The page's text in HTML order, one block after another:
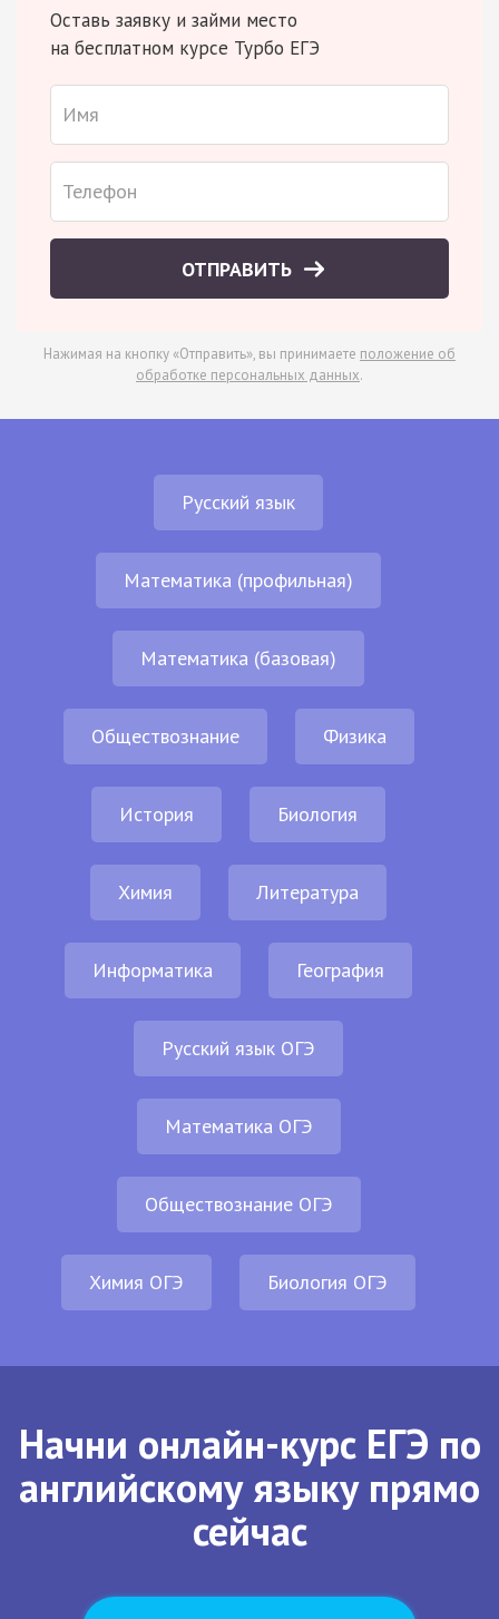
Оставь заявку и займи место
на бесплатном курсе Турбо ЕГЭ
ОТПРАВИТЬ
Нажимая на кнопку «Отправить», вы принимаете положение об
обработке персональных данных.
Русский язык
Математика (профильная)
Математика (базовая)
Обществознание Физика
История Биология
Химия Литература
Информатика География
Русский язык ОГЭ
Математика ОГЭ
Обществознание ОГЭ
Химия ОГЭ Биология ОГЭ
Начни онлайн-курс ЕГЭ по
английскому языку прямо
сейчас